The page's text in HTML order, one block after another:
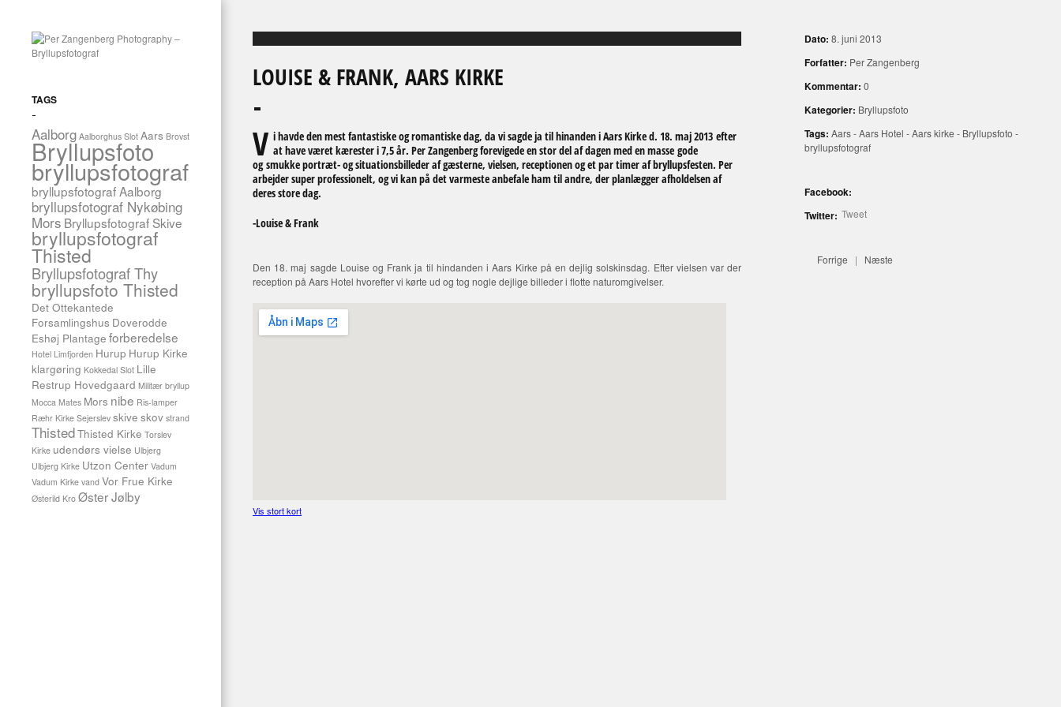
TAGS
Aalborg Aalborghus Slot Aars Brovst
Bryllupsfoto
bryllupsfotograf
bryllupsfotograf Aalborg
bryllupsfotograf Nykøbing
Mors Bryllupsfotograf Skive
bryllupsfotograf
Thisted
Bryllupsfotograf Thy
bryllupsfoto Thisted
Det Ottekantede
Forsamlingshus Doverodde
Eshøj Plantage forberedelse
Hotel Limfjorden Hurup Hurup Kirke
klargøring Kokkedal Slot Lille
Restrup Hovedgaard Militær bryllup
Mocca Mates Mors nibe Ris-lamper
Ræhr Kirke Sejerslev skive skov strand
ThistedThisted Kirke Torslev
Kirke udendørs vielse Ulbjerg
Ulbjerg Kirke Utzon Center Vadum
Vadum Kirke vand Vor Frue Kirke
Østerild Kro Øster Jølby
LOUISE & FRANK, AARS KIRKE
V i havde den mest fantastiske og romantiske dag, da vi sagde ja til hinanden i Aars Kirke d. 18. maj 2013 efter
at have været kærester i 7,5 år. Per Zangenberg forevigede en stor del af dagen med en masse gode
og smukke portræt- og situationsbilleder af gæsterne, vielsen, receptionen og et par timer af bryllupsfesten. Per
arbejder super professionelt, og vi kan på det varmeste anbefale ham til andre, der planlægger afholdelsen af
deres store dag.
-Louise & Frank
Den 18. maj sagde Louise og Frank ja til hindanden i Aars Kirke på en dejlig solskinsdag. Efter vielsen var der
reception på Aars Hotel hvorefter vi kørte ud og tog nogle dejlige billeder i flotte naturomgivelser.
Vis stort kort
Dato: 8. juni 2013
Forfatter: Per Zangenberg
Kommentar: 0
Kategorier: Bryllupsfoto
Tags: Aars-Aars Hotel -Aars kirke - Bryllupsfoto -
bryllupsfotograf
Facebook:
Twitter: Tweet
Forrige | Næste